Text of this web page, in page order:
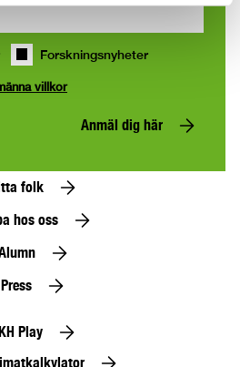
Forskningsnyheter
villkor
Anmäl dig här
folk
hos oss
Press
Play